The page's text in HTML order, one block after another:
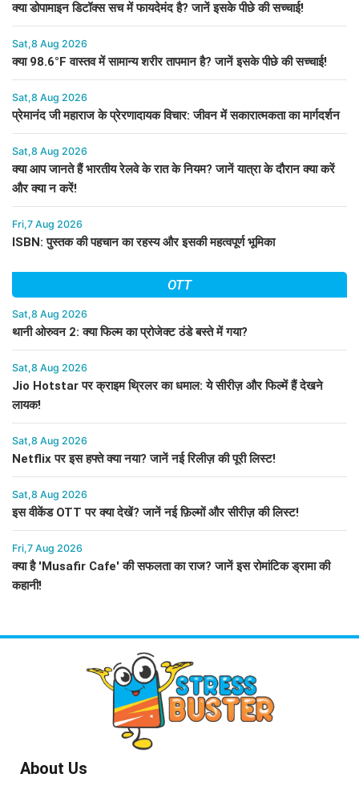
क्या डोपामाइन डिटॉक्स सच में फायदेमंद है? जानें इसके पीछे की सच्चाई!
Sat,8 Aug 2026
क्या 98.6°F वास्तव में सामान्य शरीर तापमान है? जानें इसके पीछे की सच्चाई!
Sat,8 Aug 2026
प्रेमानंद जी महाराज के प्रेरणादायक विचार: जीवन में सकारात्मकता का मार्गदर्शन
Sat,8 Aug 2026
क्या आप जानते हैं भारतीय रेलवे के रात के नियम? जानें यात्रा के दौरान क्या करें
और क्या न करें!
Fri,7 Aug 2026
ISBN: पुस्तक की पहचान का रहस्य और इसकी महत्वपूर्ण भूमिका
OTT
Sat,8 Aug 2026
थानी ओरुवन 2: क्या फिल्म का प्रोजेक्ट ठंडे बस्ते में गया?
Sat,8 Aug 2026
Jio Hotstar पर क्राइम थ्रिलर का धमाल: ये सीरीज़ और फिल्में हैं देखने
लायक!
Sat,8 Aug 2026
Netflix पर इस हफ्ते क्या नया? जानें नई रिलीज़ की पूरी लिस्ट!
Sat,8 Aug 2026
इस वीकेंड OTT पर क्या देखें? जानें नई फ़िल्मों और सीरीज़ की लिस्ट!
Fri,7 Aug 2026
क्या है 'Musafir Cafe' की सफलता का राज? जानें इस रोमांटिक ड्रामा की
कहानी!
About Us